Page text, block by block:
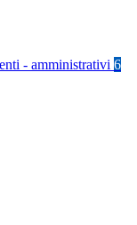
- amministrativi 6